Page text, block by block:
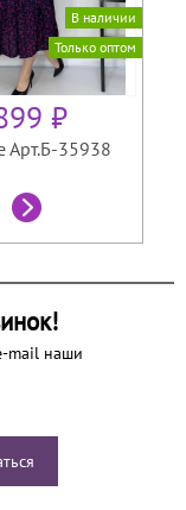
В наличии
Только оптом
₽
Арт.Б-35938
mail наши